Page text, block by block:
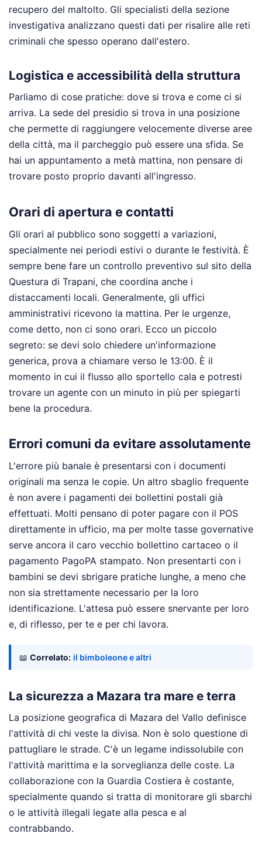
recupero del maltolto. Gli specialisti della sezione
investigativa analizzano questi dati per risalire alle reti
criminali che spesso operano dall'estero.
Logistica e accessibilità della struttura
Parliamo di cose pratiche: dove si trova e come ci si
arriva. La sede del presidio si trova in una posizione
che permette di raggiungere velocemente diverse aree
della città, ma il parcheggio può essere una sfida. Se
hai un appuntamento a metà mattina, non pensare di
trovare posto proprio davanti all'ingresso.
Orari di apertura e contatti
Gli orari al pubblico sono soggetti a variazioni,
specialmente nei periodi estivi o durante le festività. È
sempre bene fare un controllo preventivo sul sito della
Questura di Trapani, che coordina anche i
distaccamenti locali. Generalmente, gli uffici
amministrativi ricevono la mattina. Per le urgenze,
come detto, non ci sono orari. Ecco un piccolo
segreto: se devi solo chiedere un'informazione
generica, prova a chiamare verso le 13:00. È il
momento in cui il flusso allo sportello cala e potresti
trovare un agente con un minuto in più per spiegarti
bene la procedura.
Errori comuni da evitare assolutamente
L'errore più banale è presentarsi con i documenti
originali ma senza le copie. Un altro sbaglio frequente
è non avere i pagamenti dei bollettini postali già
effettuati. Molti pensano di poter pagare con il POS
direttamente in ufficio, ma per molte tasse governative
serve ancora il caro vecchio bollettino cartaceo o il
pagamento PagoPA stampato. Non presentarti con i
bambini se devi sbrigare pratiche lunghe, a meno che
non sia strettamente necessario per la loro
identificazione. L'attesa può essere snervante per loro
e, di riflesso, per te e per chi lavora.
📖 Correlato: il bimboleone e altri
La sicurezza a Mazara tra mare e terra
La posizione geografica di Mazara del Vallo definisce
l'attività di chi veste la divisa. Non è solo questione di
pattugliare le strade. C'è un legame indissolubile con
l'attività marittima e la sorveglianza delle coste. La
collaborazione con la Guardia Costiera è costante,
specialmente quando si tratta di monitorare gli sbarchi
o le attività illegali legate alla pesca e al
contrabbando.